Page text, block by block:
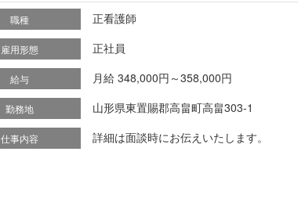
職種 正看護師
雇用形態 正社員
給与 月給 348,000円～358,000円
勤務地 山形県東置賜郡高畠町高畠303-1
仕事内容 詳細は面談時にお伝えいたします。